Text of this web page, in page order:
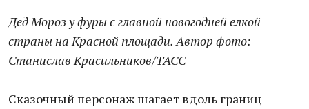
Дед Мороз у фуры с главной новогодней елкой
страны на Красной площади. Автор фото:
Станислав Красильников/ТАСС
Сказочный персонаж шагает вдоль границ